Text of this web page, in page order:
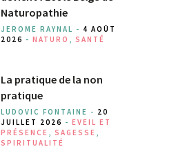
Naturopathie
JEROME RAYNAL - 4 AOÛT
2026 - NATURO , SANTÉ
La pratique de la non
pratique
LUDOVIC FONTAINE - 20
JUILLET 2026 - EVEIL ET
PRÉSENCE , SAGESSE ,
SPIRITUALITÉ